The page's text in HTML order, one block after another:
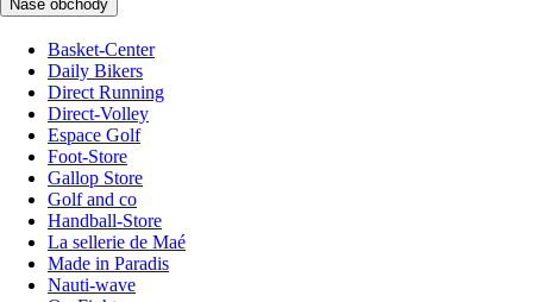
Naše obchody
Basket-Center
Daily Bikers
Direct Running
Direct-Volley
Espace Golf
Foot-Store
Gallop Store
Golf and co
Handball-Store
La sellerie de Maé
Made in Paradis
Nauti-wave